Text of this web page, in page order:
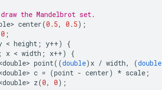
the Mandelbrot set.
center(0.5, 0.5);
;
< height ; y++)
{
; x < width ; x++)
{
point((double) x / width, (double
c = (point - center) * scale ;
z(0, 0);